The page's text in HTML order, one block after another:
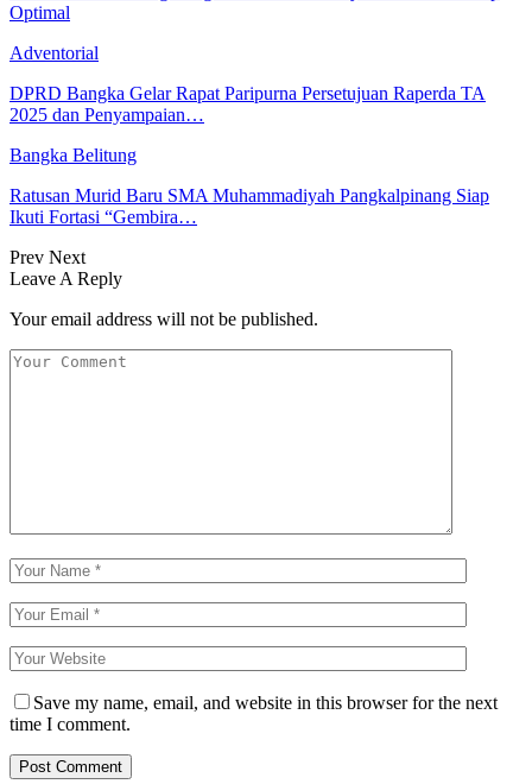
Optimal
Adventorial
DPRD Bangka Gelar Rapat Paripurna Persetujuan Raperda TA
2025 dan Penyampaian…
Bangka Belitung
Ratusan Murid Baru SMA Muhammadiyah Pangkalpinang Siap
Ikuti Fortasi “Gembira…
Prev Next
Leave A Reply
Your email address will not be published.
Save my name, email, and website in this browser for the next
time I comment.